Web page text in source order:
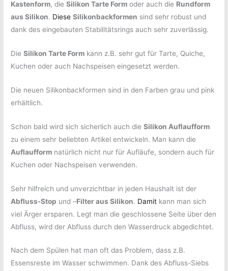
Kastenform, dieSilikon Tarte Form oder auch die Rundform
aus Silikon. Diese Silikonbackformen sind sehr robust und
dank des eingebauten Stabilitätsrings auch sehr zuverlässig.
DieSilikon Tarte Form kann z.B. sehr gut für Tarte, Quiche,
Kuchen oder auch Nachspeisen eingesetzt werden.
Die neuen Silikonbackformen sind in den Farben grau und pink
erhältlich.
Schon bald wird sich sicherlich auch dieSilikon Auflaufform
zu einem sehr beliebten Artikel entwickeln. Man kann die
Auflaufform natürlich nicht nur für Aufläufe, sondern auch für
Kuchen oder Nachspeisen verwenden.
Sehr hilfreich und unverzichtbar in jeden Haushalt ist der
Abfluss-Stop und –Filter aus Silikon. Damit kann man sich
viel Ärger ersparen. Legt man die geschlossene Seite über den
Abfluss, wird der Abfluss durch den Wasserdruck abgedichtet.
Nach dem Spülen hat man oft das Problem, dass z.B.
Essensreste im Wasser schwimmen. Dank des Abfluss-Siebs